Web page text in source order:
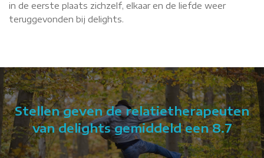
in de eerste plaats zichzelf, elkaar en de liefde weer
teruggevonden bij delights.
Stellen geven de relatietherapeuten
van delights gemiddeld een 8.7